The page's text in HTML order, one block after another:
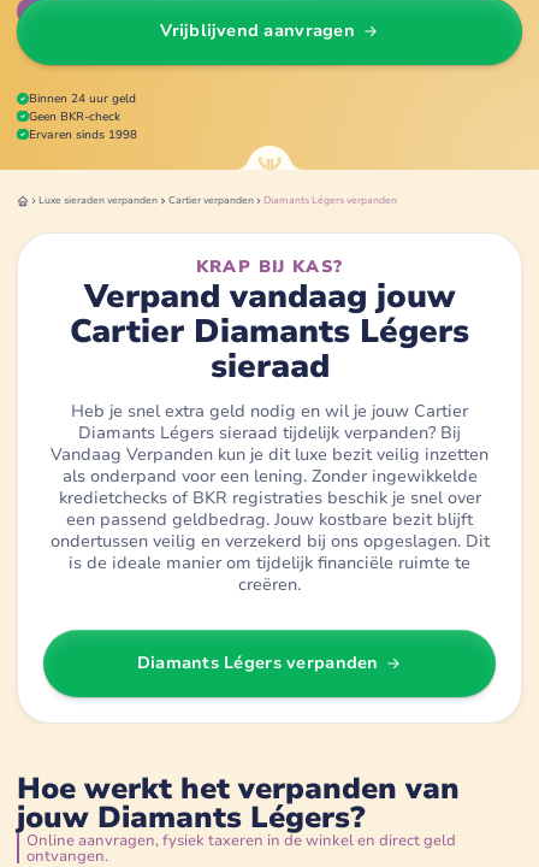
Wijzig
Vrijblijvend aanvragen
Binnen 24 uur geld
Geen BKR-check
Ervaren sinds 1998
Luxe sieraden verpanden Cartierverpanden Diamants Légers verpanden
KRAP BIJ KAS?
Verpand vandaag jouw
Cartier Diamants Légers
sieraad
Heb je snel extra geld nodig en wil je jouw Cartier
Diamants Légers sieraad tijdelijk verpanden? Bij
Vandaag Verpanden kun je dit luxe bezit veilig inzetten
als onderpand voor een lening. Zonder ingewikkelde
kredietchecks of BKR registraties beschik je snel over
een passend geldbedrag. Jouw kostbare bezit blijft
ondertussen veilig en verzekerd bij ons opgeslagen. Dit
is de ideale manier om tijdelijk financiële ruimte te
creëren.
Diamants Légers verpanden
Hoe werkt het verpanden van
jouw Diamants Légers?
Online aanvragen, fysiek taxeren in de winkel en direct geld
ontvangen.